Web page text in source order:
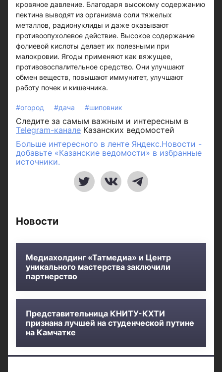
кровяное давление. Благодаря высокому содержанию
пектина выводят из организма соли тяжелых
металлов, радионуклиды и даже оказывают
противоопухолевое действие. Высокое содержание
фолиевой кислоты делает их полезными при
малокровии. Ягоды применяют как вяжущее,
противовоспалительное средство. Они улучшают
обмен веществ, повышают иммунитет, улучшают
работу почек и кишечника.
#огород #дача #шиповник
Следите за самым важным и интересным в
Telegram-канале Казанских ведомостей
Больше интересного в ленте Яндекс.Новости -
добавьте «Казанские ведомости» в избранные
источники.
Новости
Медиахолдинг «Татмедиа» и Центр
уникального мастерства заключили
партнерство
Представительница КНИТУ-КХТИ
признана лучшей на студенческой путине
на Камчатке